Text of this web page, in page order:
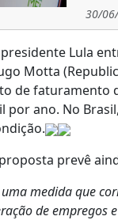
30/
Lula
Motta
de faturamento
por ano. No
prevê
uma medida que
de empregos